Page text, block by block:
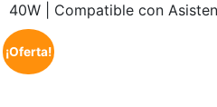
40W | Compatible con
¡Oferta!